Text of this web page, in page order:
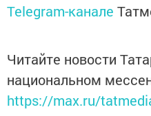
Telegram-канале
Читайте новости
национальном
https://max.ru/